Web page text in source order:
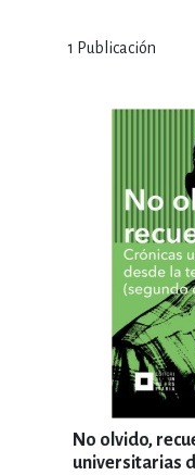
1 Publicación
No olvido,
universitarias